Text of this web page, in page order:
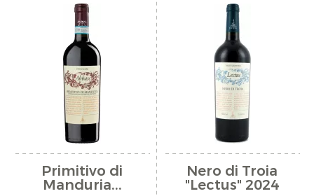
Primitivo di
Manduria...
Nero di Troia
"Lectus" 2024